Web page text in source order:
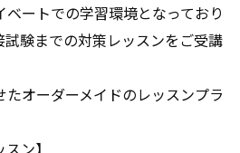
ートでの学習環境となっており
試験までの対策レッスンをご受講
オーダーメイドのレッスンプラ
ン】